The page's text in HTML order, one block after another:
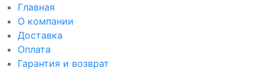
Главная
О компании
Доставка
Оплата
Гарантия и возврат